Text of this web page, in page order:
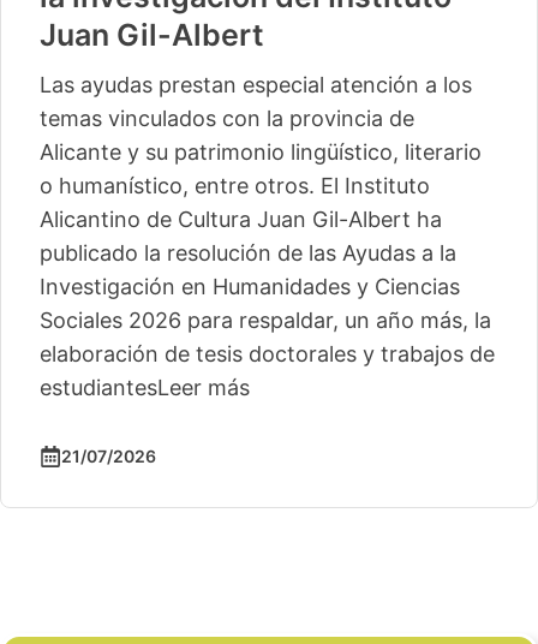
Juan Gil-Albert
Las ayudas prestan especial atención a los
temas vinculados con la provincia de
Alicante y su patrimonio lingüístico, literario
o humanístico, entre otros. El Instituto
Alicantino de Cultura Juan Gil-Albert ha
publicado la resolución de las Ayudas a la
Investigación en Humanidades y Ciencias
Sociales 2026 para respaldar, un año más, la
elaboración de tesis doctorales y trabajos de
estudiantesLeer más
21/07/2026